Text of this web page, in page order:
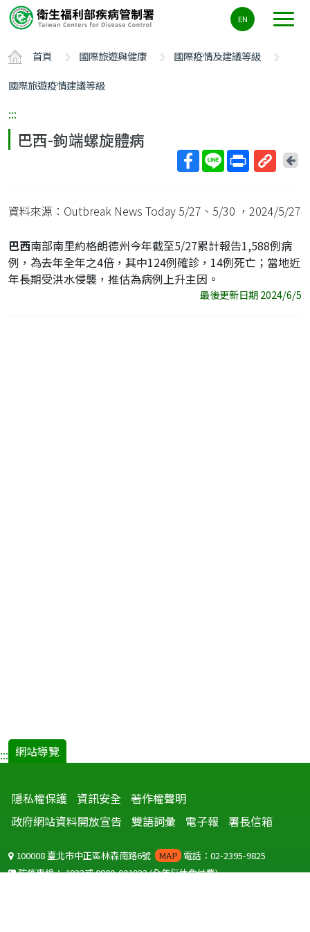
要
容
ALT+C
EN
首頁 國際旅遊與健康
國際疫情及建議等級
國際旅遊疫情建議等級
:::
巴西-鉤端螺旋體病
短
址
回
頁
資料來源：Outbreak News Today 5/27、5/30 ，2024/5/27
巴西南部南里約格朗德州今年截至5/27累計報告1,588例病
例，為去年全年之4倍，其中124例確診，14例死亡；當地近
年長期受洪水侵襲，推估為病例上升主因。
最後更新日期 2024/6/5
::: 網站導覽
隱私權保護 資訊安全 著作權聲明
政府網站資料開放宣告
雙語詞彙 電子報 署長信箱
100008 臺北市中正區林森南路6號 MAP 電話：02-2395-9825
防疫專線：1922或0800-001922(全年無休免付費)